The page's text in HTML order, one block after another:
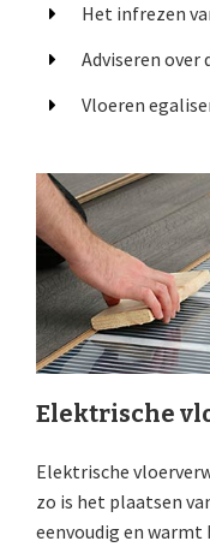
Het infrezen
Adviseren over
Vloeren
Elektrische
Elektrische
zo is het plaatsen
eenvoudig en warmt